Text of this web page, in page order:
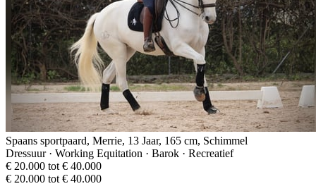
Spaans sportpaard, Merrie, 13 Jaar, 165 cm, Schimmel
Dressuur · Working Equitation · Barok · Recreatief
€ 20.000 tot € 40.000
€ 20.000 tot € 40.000